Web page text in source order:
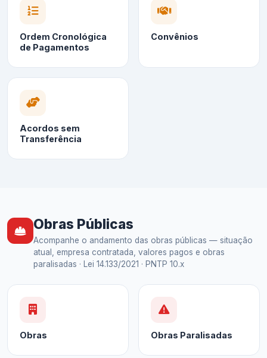
Ordem Cronológica
de Pagamentos
Convênios
Acordos sem
Transferência
Obras Públicas
Acompanhe o andamento das obras públicas — situação
atual, empresa contratada, valores pagos e obras
paralisadas · Lei 14.133/2021 · PNTP 10.x
Obras Obras Paralisadas